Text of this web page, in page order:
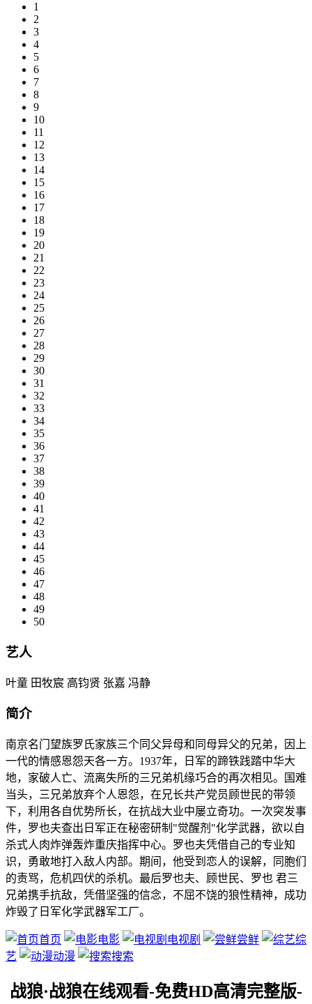
1
2
3
4
5
6
7
8
9
10
11
12
13
14
15
16
17
18
19
20
21
22
23
24
25
26
27
28
29
30
31
32
33
34
35
36
37
38
39
40
41
42
43
44
45
46
47
48
49
50
艺人
叶童 田牧宸 高钧贤 张嘉 冯静
简介
南京名门望族罗氏家族三个同父异母和同母异父的兄弟，因上
一代的情感恩怨天各一方。1937年，日军的蹄铁践踏中华大
地，家破人亡、流离失所的三兄弟机缘巧合的再次相见。国难
当头，三兄弟放弃个人恩怨，在兄长共产党员顾世民的带领
下，利用各自优势所长，在抗战大业中屡立奇功。一次突发事
件，罗也夫查出日军正在秘密研制"觉醒剂"化学武器，欲以自
杀式人肉炸弹轰炸重庆指挥中心。罗也夫凭借自己的专业知
识，勇敢地打入敌人内部。期间，他受到恋人的误解，同胞们
的责骂，危机四伏的杀机。最后罗也夫、顾世民、罗也 君三
兄弟携手抗敌，凭借坚强的信念，不屈不饶的狼性精神，成功
炸毁了日军化学武器军工厂。
首页 电影 电视剧 尝鲜
综
艺
动漫 搜索
战狼·战狼在线观看-免费HD高清完整版-